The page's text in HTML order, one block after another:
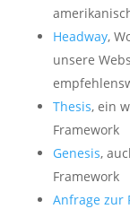
Headway,
unsere
Thesis, ein
Framework
Genesis,
Framework
Anfrage zur